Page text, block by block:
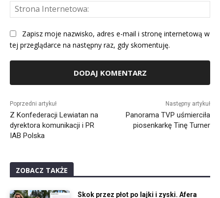
Zapisz moje nazwisko, adres e-mail i stronę internetową w
tej przeglądarce na następny raz, gdy skomentuję.
Poprzedni artykuł
Z Konfederacji Lewiatan na
dyrektora komunikacji i PR
IAB Polska
Następny artykuł
Panorama TVP uśmierciła
piosenkarkę Tinę Turner
ZOBACZ TAKŻE
Skok przez płot po lajki i zyski. Afera